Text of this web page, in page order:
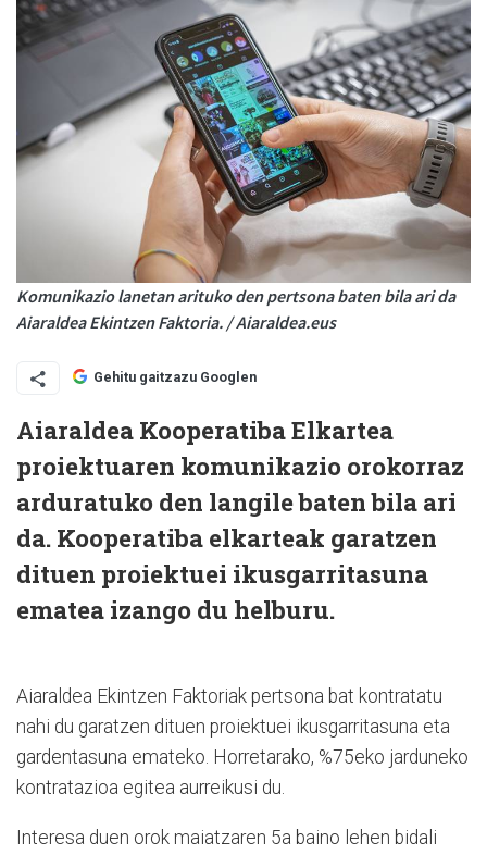
Komunikazio lanetan arituko den pertsona baten bila ari da
Aiaraldea Ekintzen Faktoria. / Aiaraldea.eus
Gehitu gaitzazu Googlen
Aiaraldea Kooperatiba Elkartea
proiektuaren komunikazio orokorraz
arduratuko den langile baten bila ari
da. Kooperatiba elkarteak garatzen
dituen proiektuei ikusgarritasuna
ematea izango du helburu.
Aiaraldea Ekintzen Faktoriak pertsona bat kontratatu
nahi du garatzen dituen proiektuei ikusgarritasuna eta
gardentasuna emateko. Horretarako, %75eko jarduneko
kontratazioa egitea aurreikusi du.
Interesa duen orok maiatzaren 5a baino lehen bidali